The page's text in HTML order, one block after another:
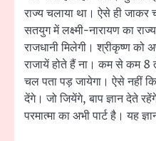
राज्य चलाया था। ऐसे ही जाकर
सतयुग में लक्ष्मी-नारायण का
राजधानी मिलेगी। श्रीकृष्ण को
राजायें होते हैं ना। कम से कम 8
चल पता पड़ जायेगा। ऐसे नहीं कि
देंगे। जो जियेंगे, बाप ज्ञान देते
परमात्मा का अभी पार्ट है। यह